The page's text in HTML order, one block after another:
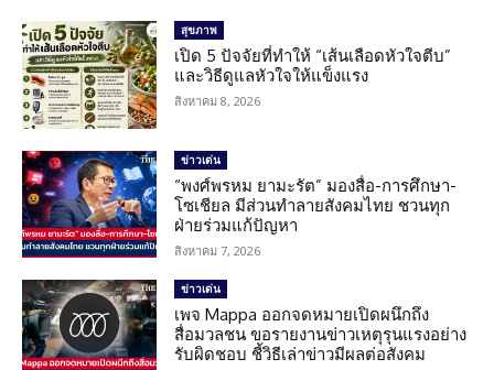
สุขภาพ
เปิด 5 ปัจจัยที่ทำให้ “เส้นเลือดหัวใจตีบ”
และวิธีดูแลหัวใจให้แข็งแรง
สิงหาคม 8, 2026
ข่าวเด่น
“พงศ์พรหม ยามะรัต” มองสื่อ-การศึกษา-
โซเชียล มีส่วนทำลายสังคมไทย ชวนทุก
ฝ่ายร่วมแก้ปัญหา
สิงหาคม 7, 2026
ข่าวเด่น
เพจ Mappa ออกจดหมายเปิดผนึกถึง
สื่อมวลชน ขอรายงานข่าวเหตุรุนแรงอย่าง
รับผิดชอบ ชี้วิธีเล่าข่าวมีผลต่อสังคม